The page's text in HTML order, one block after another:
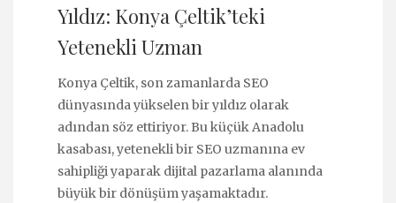
Yıldız: Konya Çeltik’teki
Yetenekli Uzman
Konya Çeltik, son zamanlarda SEO
dünyasında yükselen bir yıldız olarak
adından söz ettiriyor. Bu küçük Anadolu
kasabası, yetenekli bir SEO uzmanına ev
sahipliği yaparak dijital pazarlama alanında
büyük bir dönüşüm yaşamaktadır.